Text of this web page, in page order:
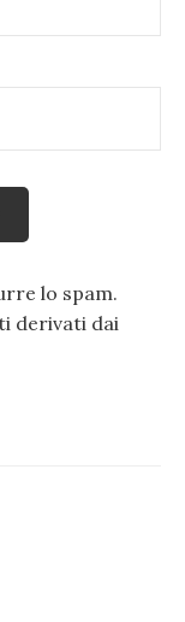
lo spam.
derivati dai